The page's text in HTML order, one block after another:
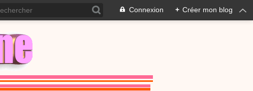
Connexion + Créer mon blog